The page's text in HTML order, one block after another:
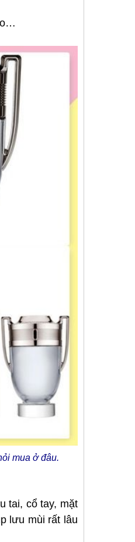
mua ở đâu.
tai, cổ tay, mặt
lưu mùi rất lâu